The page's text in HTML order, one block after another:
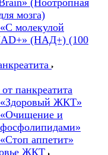
(Ноотропная
мозга)
молекулой
(НАД+) (100
панкреатита
ЖКТ»
и
аппетит»
ЖКТ